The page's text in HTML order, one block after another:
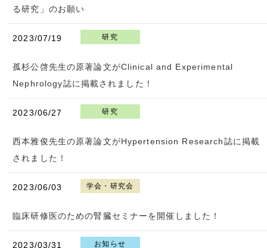
る研究」のお願い
2023/07/19 研究
孤杉公啓先生の原著論文がClinical and Experimental
Nephrology誌に掲載されました！
2023/06/27 研究
西本雅俊先生の原著論文がHypertension Research誌に掲載
されました！
2023/06/03 学会・研究会
臨床研修医のための腎臓セミナーを開催しました！
2023/03/31 お知らせ